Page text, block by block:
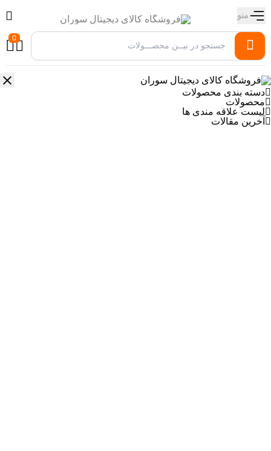
منو
0
دسته بندی محصولات
محصولات
لیست علاقه مندی ها
آخرین مقالات